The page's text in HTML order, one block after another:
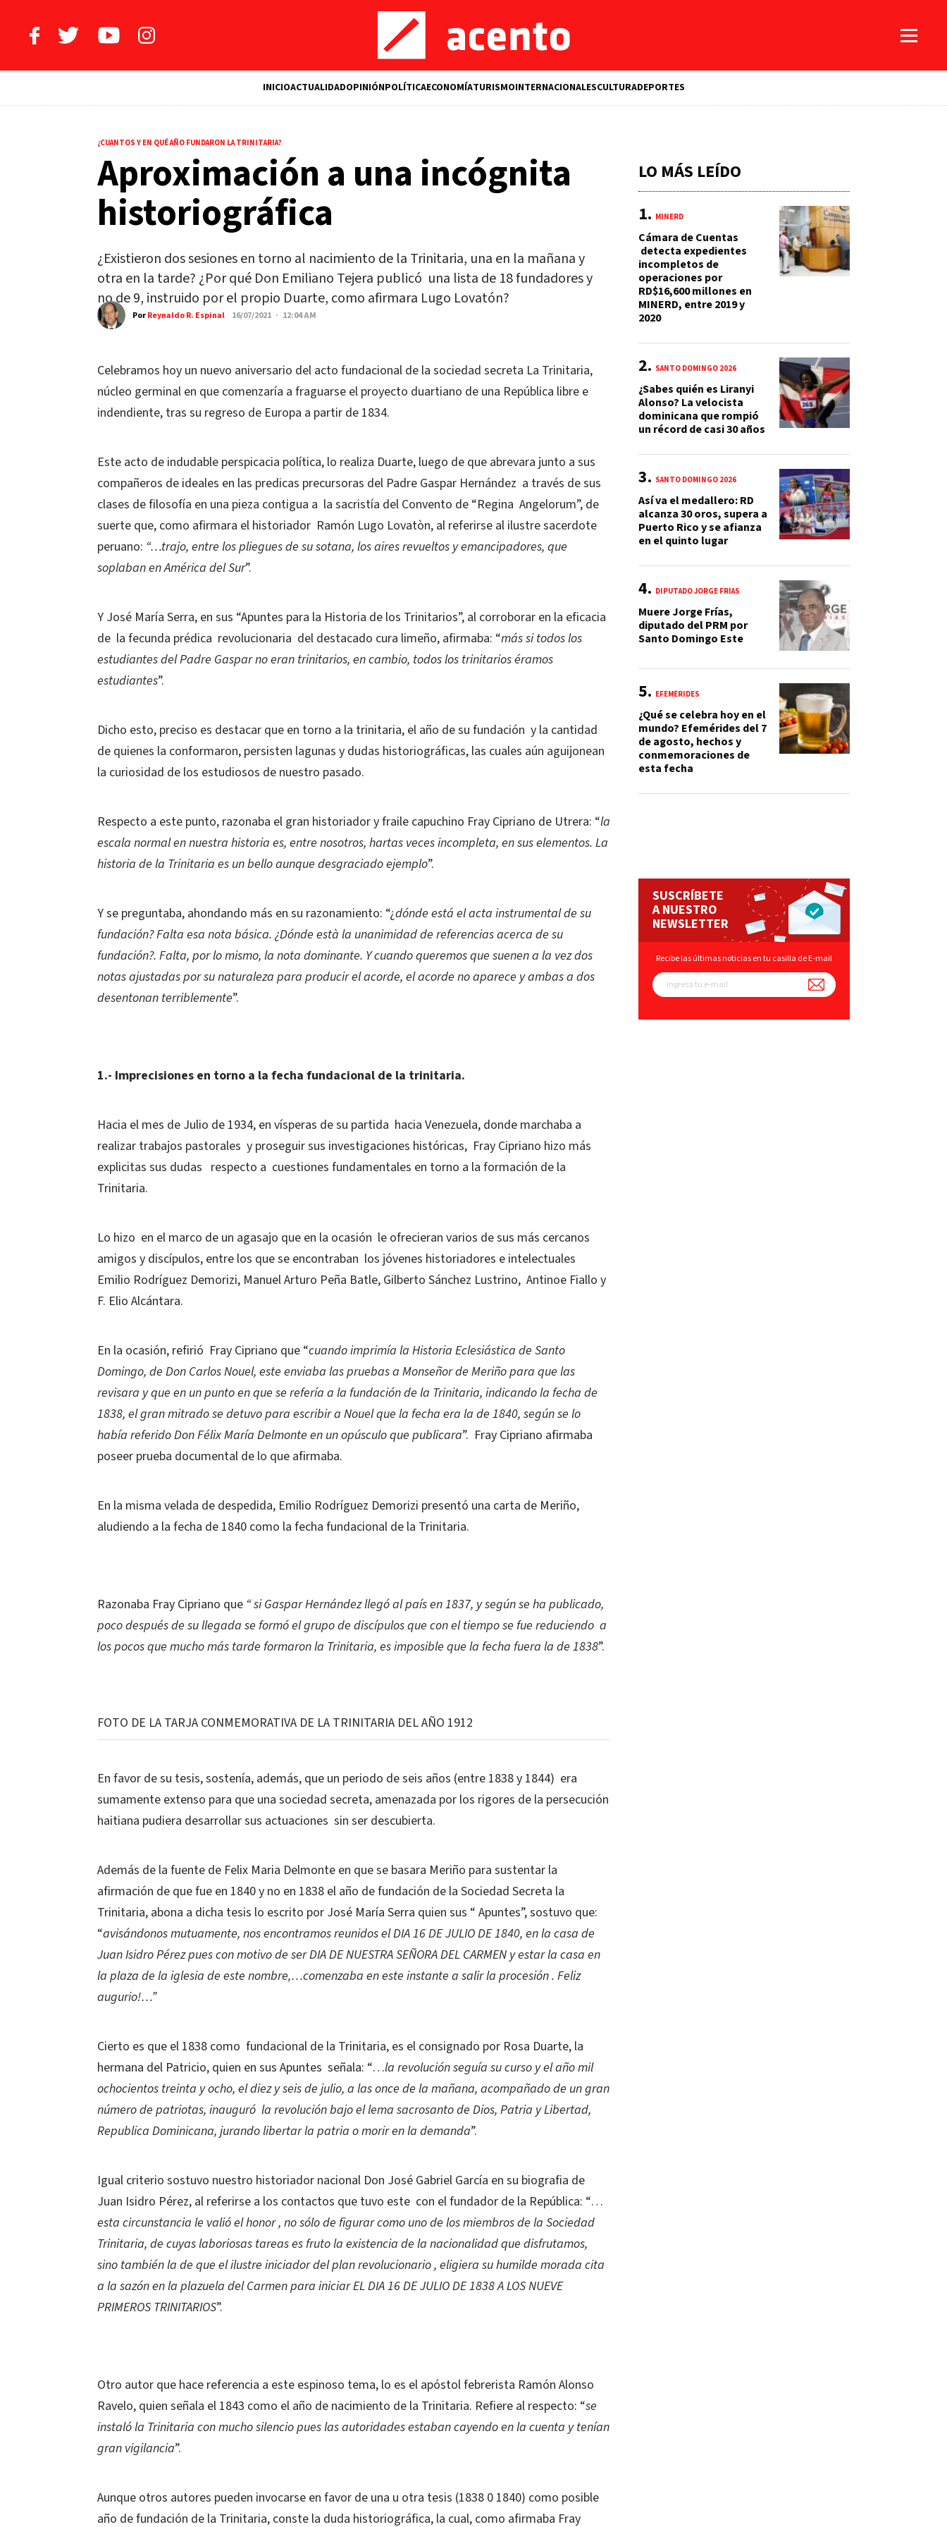
INICIOACTUALIDADOPINIÓNPOLÍTICAECONOMÍATURISMOINTERNACIONALESCULTURADEPORTES
¿CUANTOS Y EN QUÉ AÑO FUNDARON LA TRINITARIA?
Aproximación a una incógnita
historiográfica
¿Existieron dos sesiones en torno al nacimiento de la Trinitaria, una en la mañana y
otra en la tarde? ¿Por qué Don Emiliano Tejera publicó una lista de 18 fundadores y
no de 9, instruido por el propio Duarte, como afirmara Lugo Lovatón?
PorReynaldo R. Espinal 16/07/2021 · 12:04 AM
Celebramos hoy un nuevo aniversario del acto fundacional de la sociedad secreta La Trinitaria,
núcleo germinal en que comenzaría a fraguarse el proyecto duartiano de una República libre e
indendiente, tras su regreso de Europa a partir de 1834.
Este acto de indudable perspicacia política, lo realiza Duarte, luego de que abrevara junto a sus
compañeros de ideales en las predicas precursoras del Padre Gaspar Hernández a través de sus
clases de filosofía en una pieza contigua a la sacristía del Convento de “Regina Angelorum”, de
suerte que, como afirmara el historiador Ramón Lugo Lovatòn, al referirse al ilustre sacerdote
peruano: “…trajo, entre los pliegues de su sotana, los aires revueltos y emancipadores, que
soplaban en América del Sur”.
Y José María Serra, en sus “Apuntes para la Historia de los Trinitarios”, al corroborar en la eficacia
de la fecunda prédica revolucionaria del destacado cura limeño, afirmaba: “más si todos los
estudiantes del Padre Gaspar no eran trinitarios, en cambio, todos los trinitarios éramos
estudiantes”.
Dicho esto, preciso es destacar que en torno a la trinitaria, el año de su fundación y la cantidad
de quienes la conformaron, persisten lagunas y dudas historiográficas, las cuales aún aguijonean
la curiosidad de los estudiosos de nuestro pasado.
Respecto a este punto, razonaba el gran historiador y fraile capuchino Fray Cipriano de Utrera: “la
escala normal en nuestra historia es, entre nosotros, hartas veces incompleta, en sus elementos. La
historia de la Trinitaria es un bello aunque desgraciado ejemplo”.
Y se preguntaba, ahondando más en su razonamiento: “¿dónde está el acta instrumental de su
fundación? Falta esa nota básica. ¿Dónde està la unanimidad de referencias acerca de su
fundación?. Falta, por lo mismo, la nota dominante. Y cuando queremos que suenen a la vez dos
notas ajustadas por su naturaleza para producir el acorde, el acorde no aparece y ambas a dos
desentonan terriblemente”.
1.- Imprecisiones en torno a la fecha fundacional de la trinitaria.
Hacia el mes de Julio de 1934, en vísperas de su partida hacia Venezuela, donde marchaba a
realizar trabajos pastorales y proseguir sus investigaciones históricas, Fray Cipriano hizo más
explicitas sus dudas respecto a cuestiones fundamentales en torno a la formación de la
Trinitaria.
Lo hizo en el marco de un agasajo que en la ocasión le ofrecieran varios de sus más cercanos
amigos y discípulos, entre los que se encontraban los jóvenes historiadores e intelectuales
Emilio Rodríguez Demorizi, Manuel Arturo Peña Batle, Gilberto Sánchez Lustrino, Antinoe Fiallo y
F. Elio Alcántara.
En la ocasión, refirió Fray Cipriano que “cuando imprimía la Historia Eclesiástica de Santo
Domingo, de Don Carlos Nouel, este enviaba las pruebas a Monseñor de Meriño para que las
revisara y que en un punto en que se refería a la fundación de la Trinitaria, indicando la fecha de
1838, el gran mitrado se detuvo para escribir a Nouel que la fecha era la de 1840, según se lo
había referido Don Félix María Delmonte en un opúsculo que publicara”. Fray Cipriano afirmaba
poseer prueba documental de lo que afirmaba.
En la misma velada de despedida, Emilio Rodríguez Demorizi presentó una carta de Meriño,
aludiendo a la fecha de 1840 como la fecha fundacional de la Trinitaria.
Razonaba Fray Cipriano que “ si Gaspar Hernández llegó al país en 1837, y según se ha publicado,
poco después de su llegada se formó el grupo de discípulos que con el tiempo se fue reduciendo a
los pocos que mucho más tarde formaron la Trinitaria, es imposible que la fecha fuera la de 1838”.
FOTO DE LA TARJA CONMEMORATIVA DE LA TRINITARIA DEL AÑO 1912
En favor de su tesis, sostenía, además, que un periodo de seis años (entre 1838 y 1844) era
sumamente extenso para que una sociedad secreta, amenazada por los rigores de la persecución
haitiana pudiera desarrollar sus actuaciones sin ser descubierta.
Además de la fuente de Felix Maria Delmonte en que se basara Meriño para sustentar la
afirmación de que fue en 1840 y no en 1838 el año de fundación de la Sociedad Secreta la
Trinitaria, abona a dicha tesis lo escrito por José María Serra quien sus “ Apuntes”, sostuvo que:
“avisándonos mutuamente, nos encontramos reunidos el DIA 16 DE JULIO DE 1840, en la casa de
Juan Isidro Pérez pues con motivo de ser DIA DE NUESTRA SEÑORA DEL CARMEN y estar la casa en
la plaza de la iglesia de este nombre,…comenzaba en este instante a salir la procesión . Feliz
augurio!…”
Cierto es que el 1838 como fundacional de la Trinitaria, es el consignado por Rosa Duarte, la
hermana del Patricio, quien en sus Apuntes señala: “…la revolución seguía su curso y el año mil
ochocientos treinta y ocho, el diez y seis de julio, a las once de la mañana, acompañado de un gran
número de patriotas, inauguró la revolución bajo el lema sacrosanto de Dios, Patria y Libertad,
Republica Dominicana, jurando libertar la patria o morir en la demanda”.
Igual criterio sostuvo nuestro historiador nacional Don José Gabriel García en su biografia de
Juan Isidro Pérez, al referirse a los contactos que tuvo este con el fundador de la República: “…
esta circunstancia le valió el honor , no sólo de figurar como uno de los miembros de la Sociedad
Trinitaria, de cuyas laboriosas tareas es fruto la existencia de la nacionalidad que disfrutamos,
sino también la de que el ilustre iniciador del plan revolucionario , eligiera su humilde morada cita
a la sazón en la plazuela del Carmen para iniciar EL DIA 16 DE JULIO DE 1838 A LOS NUEVE
PRIMEROS TRINITARIOS”.
Otro autor que hace referencia a este espinoso tema, lo es el apóstol febrerista Ramón Alonso
Ravelo, quien señala el 1843 como el año de nacimiento de la Trinitaria. Refiere al respecto: “se
instaló la Trinitaria con mucho silencio pues las autoridades estaban cayendo en la cuenta y tenían
gran vigilancia”.
Aunque otros autores pueden invocarse en favor de una u otra tesis (1838 0 1840) como posible
año de fundación de la Trinitaria, conste la duda historiográfica, la cual, como afirmaba Fray
LO MÁS LEÍDO
MINERD
Cámara de Cuentas
detecta expedientes
incompletos de
operaciones por
RD$16,600 millones en
MINERD, entre 2019 y
2020
SANTO DOMINGO 2026
¿Sabes quién es Liranyi
Alonso? La velocista
dominicana que rompió
un récord de casi 30 años
SANTO DOMINGO 2026
Así va el medallero: RD
alcanza 30 oros, supera a
Puerto Rico y se afianza
en el quinto lugar
DIPUTADO JORGE FRÍAS
Muere Jorge Frías,
diputado del PRM por
Santo Domingo Este
EFEMÉRIDES
¿Qué se celebra hoy en el
mundo? Efemérides del 7
de agosto, hechos y
conmemoraciones de
esta fecha
SUSCRÍBETE
A NUESTRO
NEWSLETTER
Recibe las últimas noticias en tu casilla de E-mail